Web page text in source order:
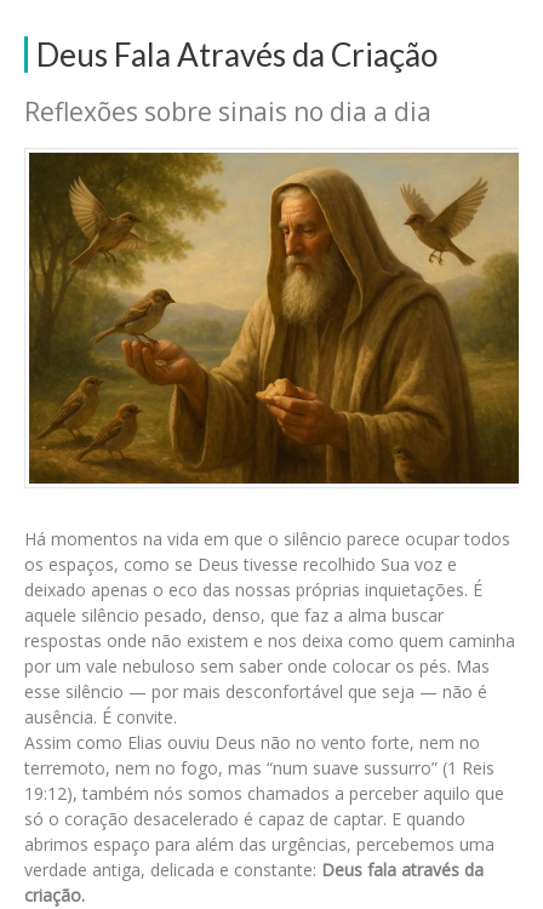
Deus Fala Através da Criação
Reflexões sobre sinais no dia a dia
Há momentos na vida em que o silêncio parece ocupar todos
os espaços, como se Deus tivesse recolhido Sua voz e
deixado apenas o eco das nossas próprias inquietações. É
aquele silêncio pesado, denso, que faz a alma buscar
respostas onde não existem e nos deixa como quem caminha
por um vale nebuloso sem saber onde colocar os pés. Mas
esse silêncio — por mais desconfortável que seja — não é
ausência. É convite.
Assim como Elias ouviu Deus não no vento forte, nem no
terremoto, nem no fogo, mas “num suave sussurro” (1 Reis
19:12), também nós somos chamados a perceber aquilo que
só o coração desacelerado é capaz de captar. E quando
abrimos espaço para além das urgências, percebemos uma
verdade antiga, delicada e constante: Deus fala através da
criação.